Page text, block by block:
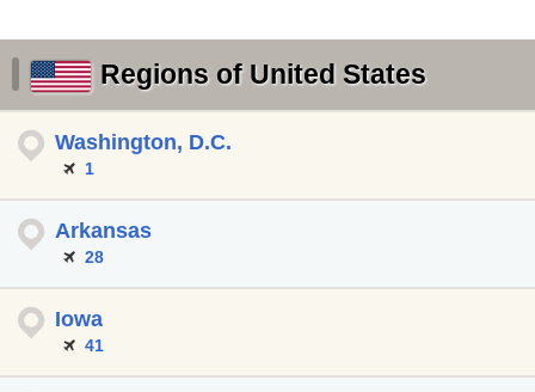
Regions of United States
Washington, D.C.
1
Arkansas
28
Iowa
41